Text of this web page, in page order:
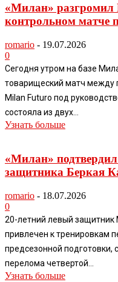
«Милан»
контрольном
romario - 19.07.2026
0
Сегодня утром на базе
товарищеский матч между
Milan Futuro под
состояла из двух...
Узнать больше
«Милан»
защитника Беркая
romario - 18.07.2026
0
20-летний левый защитник
привлечен к тренировкам
предсезонной подготовки,
перелома четвертой...
Узнать больше